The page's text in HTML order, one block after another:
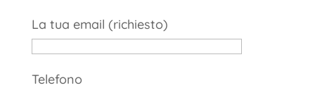
La tua email (richiesto)
Telefono